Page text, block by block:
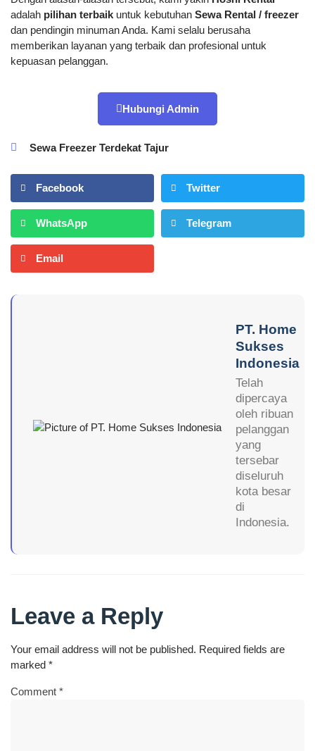
adalah pilihan terbaik untuk kebutuhan Sewa Rental / freezer
dan pendingin minuman Anda. Kami selalu berusaha
memberikan layanan yang terbaik dan profesional untuk
kepuasan pelanggan.
Hubungi Admin
Sewa Freezer Terdekat Tajur
Facebook Twitter
WhatsApp Telegram
Email
PT. Home
Sukses
Indonesia
Telah
dipercaya
oleh ribuan
pelanggan
yang
tersebar
diseluruh
kota besar
di
Indonesia.
Leave a Reply
Your email address will not be published. Required fields are
marked *
Comment *